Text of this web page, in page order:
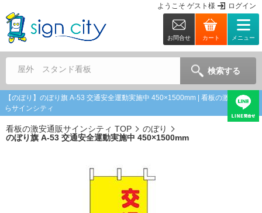
ようこそ ゲスト 様 ログイン
お問合せ カート メニュー
屋外 スタンド看板 検索する
【のぼり】のぼり旗 A-53 交通安全運動実施中 450×1500mm | 看板の激安通販な
らサインシティ
看板の激安通販サインシティ TOP
のぼり
のぼり旗 A-53 交通安全運動実施中 450×1500mm